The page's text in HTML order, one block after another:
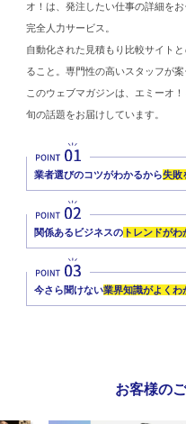
オ！は、発注したい仕事の詳細を
完全人力サービス。
自動化された見積もり比較サイト
ること。専門性の高いスタッフが
このウェブマガジンは、エミーオ
旬の話題をお届けしています。
業者選びのコツがわかるから失敗
関係あるビジネスの トレンドがわ
今さら聞けない業界知識がよくわ
お客様の